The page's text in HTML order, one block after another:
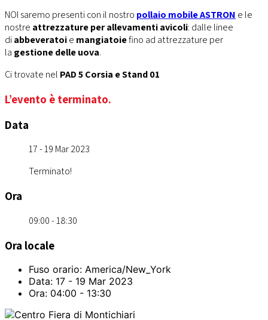
NOI saremo presenti con il nostro pollaio mobile ASTRON e le
nostre attrezzature per allevamenti avicoli: dalle linee
diabbeveratoie mangiatoiefino ad attrezzature per
la gestione delle uova.
Ci trovate nel PAD 5 Corsia e Stand 01
L’evento è terminato.
Data
17 - 19 Mar 2023
Terminato!
Ora
09:00 - 18:30
Ora locale
Fuso orario: America/New_York
Data: 17 - 19 Mar 2023
Ora: 04:00 - 13:30